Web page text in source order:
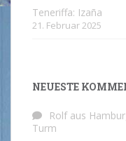
Teneriffa: Izaña
21. Februar 2025
NEUESTE
Rolf aus
Turm